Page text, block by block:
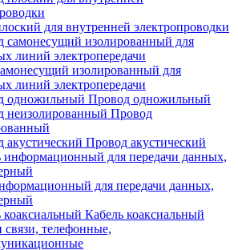
для внутренней электропроводки
изолированный для
линий электропередачи
Провод одножильный
Провод
Провод акустический
для передачи данных,
Кабель коаксиальный